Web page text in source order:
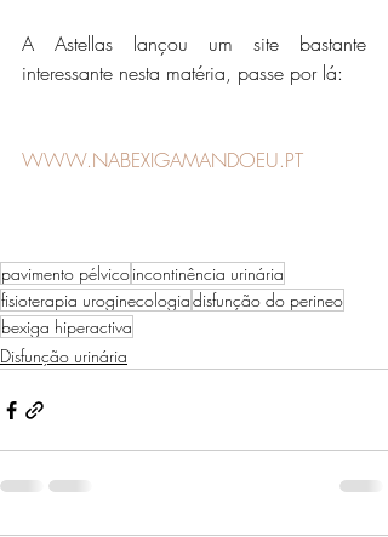
A Astellas lançou um site bastante
interessante nesta matéria, passe por lá:
WWW.NABEXIGAMANDOEU.PT
pavimento pélvicoincontinência urinária
fisioterapia uroginecologiadisfunção do perineo
bexiga hiperactiva
Disfunção urinária